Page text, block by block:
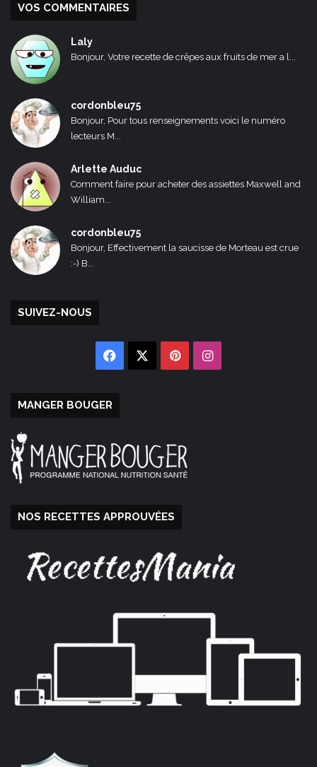
VOS COMMENTAIRES
Laly
Bonjour, Votre recette de crêpes aux fruits de mer a l...
cordonbleu75
Bonjour, Pour tous renseignements voici le numéro
lecteurs M...
Arlette Auduc
Comment faire pour acheter des assiettes Maxwell and
William...
cordonbleu75
Bonjour, Effectivement la saucisse de Morteau est crue
:-) B...
SUIVEZ-NOUS
Facebook PinterestInstagram
MANGER BOUGER
NOS RECETTES APPROUVÉES